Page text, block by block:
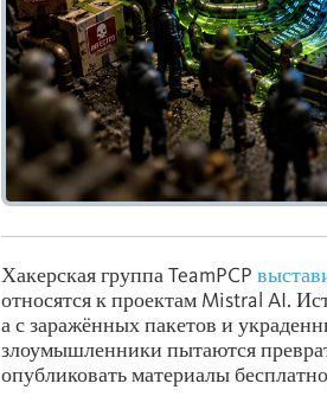
Хакерская группа TeamPCP
относятся к проектам Mistral AI.
а с заражённых пакетов и
злоумышленники пытаются
опубликовать материалы